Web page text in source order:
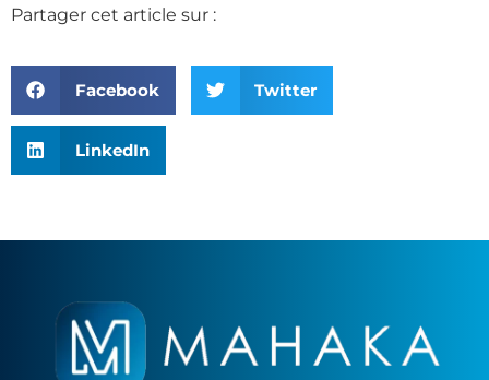
Partager cet article sur :
Facebook Twitter
LinkedIn